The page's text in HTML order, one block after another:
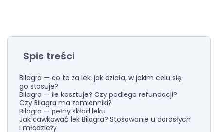
Spis treści
Bilagra — co to za lek, jak działa, w jakim celu się
go stosuje?
Bilagra — ile kosztuje? Czy podlega refundacji?
Czy Bilagra ma zamienniki?
Bilagra — pełny skład leku
Jak dawkować lek Bilagra? Stosowanie u dorosłych
i młodzieży